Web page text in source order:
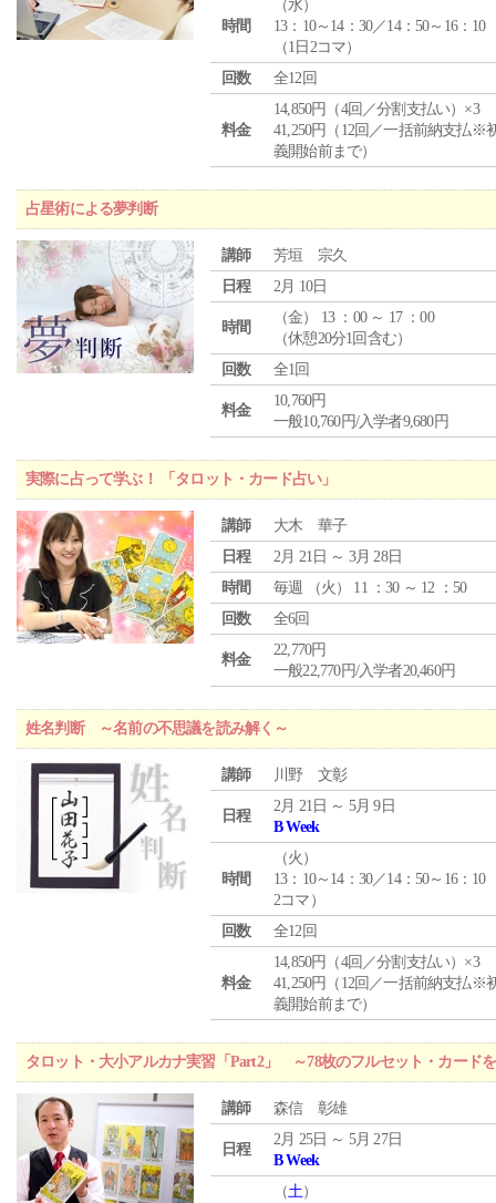
時間
（水）
13：10～14：30／14：50～16：10
（1日2コマ）
回数
全12回
料金
14,850円（4回／分割支払い）×3
41,250円（12回／一括前納支払※
義開始前まで）
占星術による夢判断
講師
芳垣 宗久
日程
2月 10日
時間
（金） 13 ：00 ～ 17 ：00
（休憩20分1回含む）
回数
全1回
料金
10,760円
一般10,760円/入学者9,680円
実際に占って学ぶ！ 「タロット・カード占い」
講師
大木 華子
日程
2月 21日 ～ 3月 28日
時間
毎週 （火 ） 11 ：30 ～ 12 ：50
回数
全6回
料金
22,770円
一般22,770円/入学者20,460円
姓名判断 ～名前の不思議を読み解く～
講師 川野 文彰
日程
2月 21日 ～ 5月 9日
B Week
時間
（火 ）
13：10～14：30／14：50～16：10
2コマ）
回数
全12回
料金
14,850円（4回／分割支払い）×3
41,250円（12回／一括前納支払※
義開始前まで）
タロット・大小アルカナ実習「Part2」 ～78枚のフルセット・カード
講師 森信 彰雄
日程
2月 25日 ～ 5月 27日
B Week
（土）